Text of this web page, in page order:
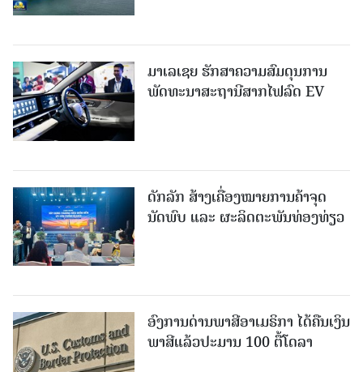
ມາເລເຊຍ ຮັກສາຄວາມສົມດຸນການ
ພັດທະນາສະຖານີສາກໄຟລົດ EV
ດັກລັກ ສ້າງເຄື່ອງໝາຍການຄ້າຈຸດ
ນັດພົບ ແລະ ຜະລິດຕະພັນທ່ອງທ່ຽວ
ອົງການດ່ານພາສີອາເມຣິກາ ໄດ້ຄືນເງິນ
ພາສີແລ້ວປະມານ 100 ຕື້ໂດລາ